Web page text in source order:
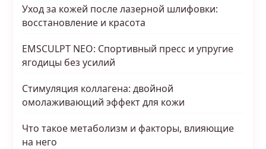
Уход за кожей после лазерной шлифовки:
восстановление и красота
EMSCULPT NEO: Спортивный пресс и упругие
ягодицы без усилий
Стимуляция коллагена: двойной
омолаживающий эффект для кожи
Что такое метаболизм и факторы, влияющие
на него